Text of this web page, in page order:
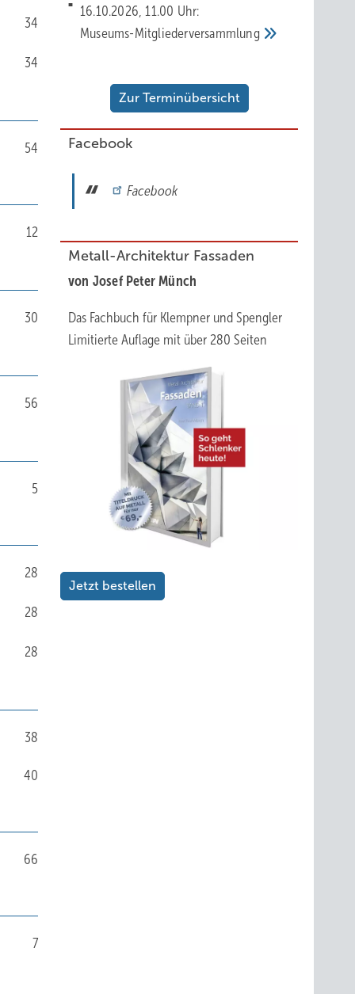
34
34
54
12
30
56
5
28
28
28
38
40
66
7
16.10.2026, 11.00 Uhr:
Museums-Mitgliederversammlung
Zur Terminübersicht
Facebook
Facebook
Metall-Architektur Fassaden
von Josef Peter Münch
Das Fachbuch für Klempner und Spengler
Limitierte Auflage mit über 280 Seiten
Jetzt bestellen